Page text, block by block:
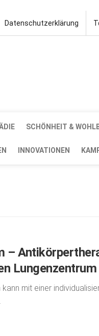
Datenschutzerklärung
SCHÖNHEIT &
INNOVATIONEN
–
Lungenzentrum
mit einer